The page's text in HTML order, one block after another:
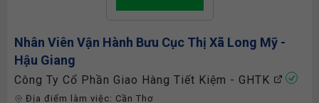
Nhân Viên Vận Hành Bưu Cục Thị Xã Long Mỹ -
Hậu Giang
Công Ty Cổ Phần Giao Hàng Tiết Kiệm - GHTK
Địa điểm làm việc: Cần Thơ